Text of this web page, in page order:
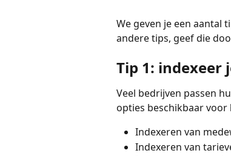
We geven je een aantal
andere tips, geef die
Tip 1: indexeer
Veel bedrijven passen
opties beschikbaar voor
Indexeren van
Indexeren van